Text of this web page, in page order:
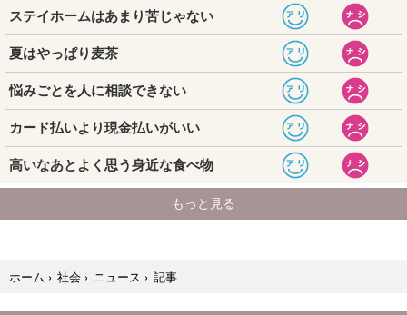
ホーム › 社会 › ニュース › 記事